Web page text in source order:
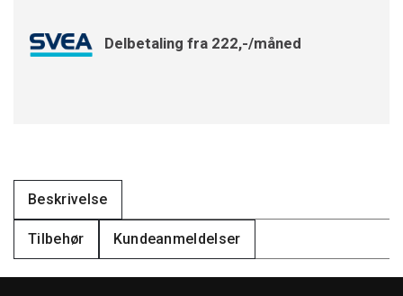
Delbetaling fra 222,-/måned
Beskrivelse
Tilbehør Kundeanmeldelser